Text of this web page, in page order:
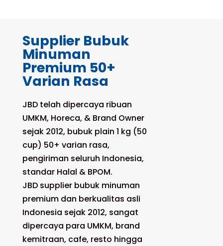
Supplier Bubuk
Minuman
Premium 50+
Varian Rasa
JBD telah dipercaya ribuan
UMKM, Horeca, & Brand Owner
sejak 2012, bubuk plain 1 kg (50
cup) 50+ varian rasa,
pengiriman seluruh Indonesia,
standar Halal & BPOM.
JBD supplier bubuk minuman
premium dan berkualitas asli
Indonesia sejak 2012, sangat
dipercaya para UMKM, brand
kemitraan, cafe, resto hingga